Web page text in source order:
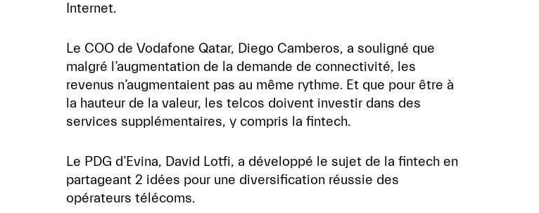
Internet.
Le COO de Vodafone Qatar, Diego Camberos, a souligné que
malgré l’augmentation de la demande de connectivité, les
revenus n’augmentaient pas au même rythme. Et que pour être à
la hauteur de la valeur, les telcos doivent investir dans des
services supplémentaires, y compris la fintech.
Le PDG d’Evina, David Lotfi, a développé le sujet de la fintech en
partageant 2 idées pour une diversification réussie des
opérateurs télécoms.